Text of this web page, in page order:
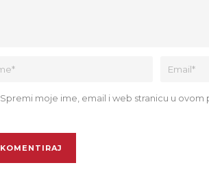
Spremi moje ime, email i web stranicu u